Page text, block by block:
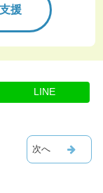
援
LINE